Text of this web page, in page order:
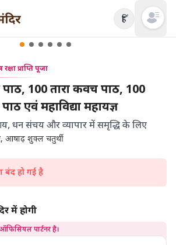
हिं Open
रक्षा प्राप्ति पूजा
100 तारा कवच पाठ, 100
एवं महाविद्या महायज्ञ
धन संचय और व्यापार में समृद्धि के लिए
आषाढ़ शुक्ल चतुर्थी
बंद हो गई है
में होगी
पार्टनर है।